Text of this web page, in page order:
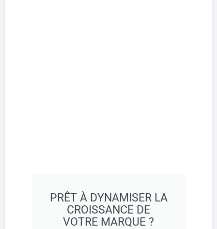
PRÊT À DYNAMISER LA
CROISSANCE DE
VOTRE MARQUE ?